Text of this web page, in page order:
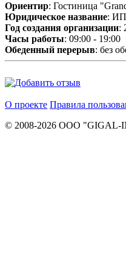
Ориентир: Гостиница
Юридическое название:
Год создания организации:
Часы работы: 09:00 - 19:00
Обеденный перерыв: без
О проекте Правила
© 2008-2026 ООО "GIGAL-